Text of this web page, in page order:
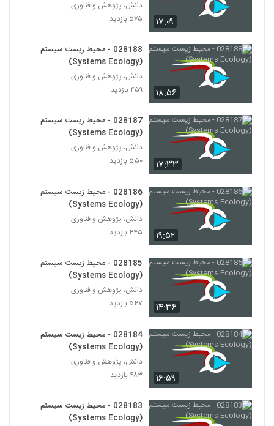
028194 - اقتصاد پیچیده (Complexity
Economics)
۴۳۶ بازدید
028196 - اقتصاد پیچیده (Complexity
Economics)
186
Economics)
۴۲۱ بازدید
028198 - اقتصاد پیچیده (Complexity
Economics)
۴۷۴ بازدید
028199 - اقتصاد پیچیده (Complexity
Economics)
189
Economics)
۵۰۹ بازدید
028201 - اقتصاد پیچیده (Complexity
Economics)
۴۸۵ بازدید
028202 - اقتصاد پیچیده (Complexity
Economics)
192
Economics)
۱۷:۰۹
دانش، پژوهش و فناوری
۵۷۵ بازدید
۱۸:۵۶
028188 - محیط زیست سیستم
(Systems Ecology)
دانش، پژوهش و فناوری
۴۵۹ بازدید
۱۷:۳۳
028187 - محیط زیست سیستم
(Systems Ecology)
دانش، پژوهش و فناوری
۵۵۰ بازدید
۱۹:۵۲
028186 - محیط زیست سیستم
(Systems Ecology)
دانش، پژوهش و فناوری
۴۴۵ بازدید
۱۴:۳۶
028185 - محیط زیست سیستم
(Systems Ecology)
دانش، پژوهش و فناوری
۵۴۷ بازدید
۱۶:۵۹
028184 - محیط زیست سیستم
(Systems Ecology)
دانش، پژوهش و فناوری
۴۸۳ بازدید
028183 - محیط زیست سیستم
(Systems Ecology)